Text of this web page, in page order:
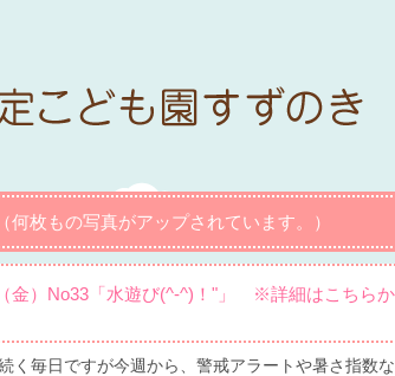
何枚もの写真がアップされています。）
金）No33「水遊び(^-^)！"」 ※詳細はこちら
く毎日ですが今週から、警戒アラートや暑さ指数